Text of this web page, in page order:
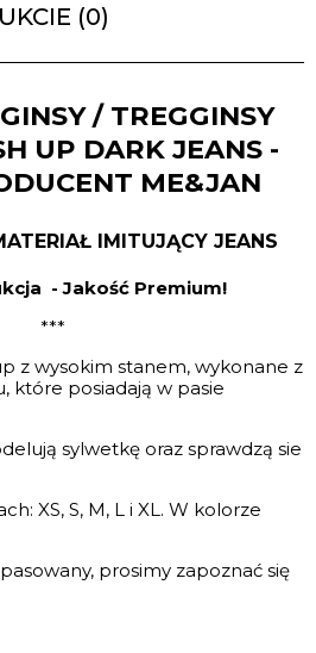
(0)
/ TREGGINSY
UP DARK JEANS -
ME&JAN
IMITUJĄCY JEANS
- Jakość Premium!
***
z wysokim stanem, wykonane z
które posiadają w pasie
sylwetkę oraz sprawdzą sie
XS, S, M, L i XL. W kolorze
prosimy zapoznać się